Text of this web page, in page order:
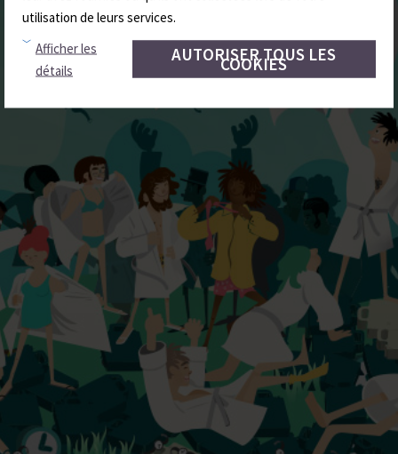
utilisation de leurs services.
AUTORISER TOUS LES
COOKIES
Afficher les
détails